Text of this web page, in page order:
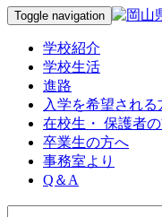
Toggle navigation
学校紹介
学校生活
進路
入学を希望される
在校生・ 保護者
卒業生の方へ
事務室より
Q＆A